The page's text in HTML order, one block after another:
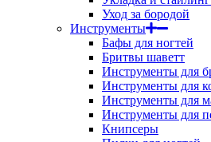
Уход за бородой
Инструменты
Бафы для ногтей
Бритвы шаветт
Инструменты для
Инструменты для
Инструменты для
Инструменты для
Книпсеры